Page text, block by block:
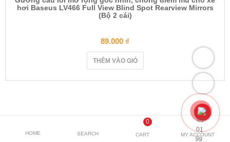
hơi Baseus LV466 Full View Blind Spot Rearview Mirrors
(Bộ 2 cái)
89.000 ₫
THÊM VÀO GIỎ
HOME SEARCH
0
CART MY ACCOUNT